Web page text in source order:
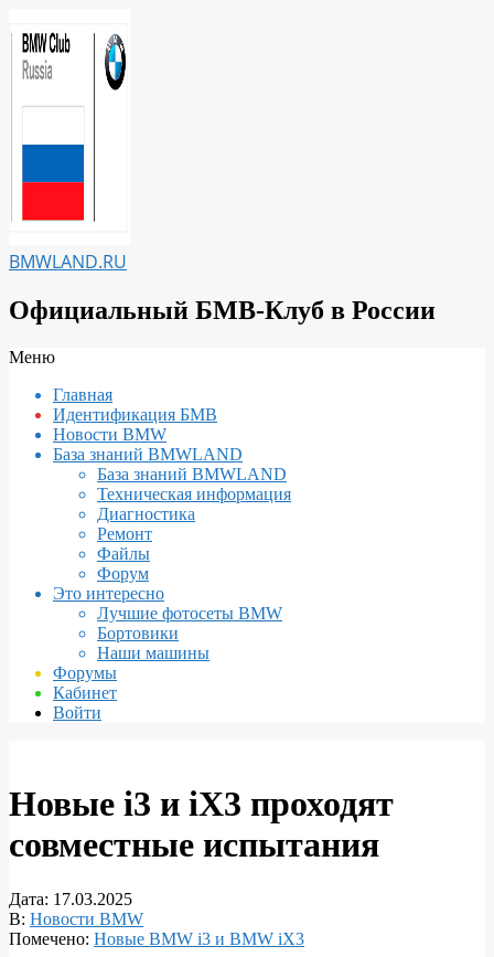
к
содержимому
BMWLAND.RU
Официальный БМВ-Клуб в России
Вторичное
навигации
Меню
Главная
Идентификация БМВ
Новости BMW
База знаний BMWLAND
База знаний BMWLAND
Техническая информация
Диагностика
Ремонт
Файлы
Форум
Это интересно
Лучшие фотосеты BMW
Бортовики
Наши машины
Форумы
Кабинет
Войти
Новые i3 и iX3 проходят
совместные испытания
Дата: 17.03.2025
В: Новости BMW
Помечено: Новые BMW i3 и BMW iX3